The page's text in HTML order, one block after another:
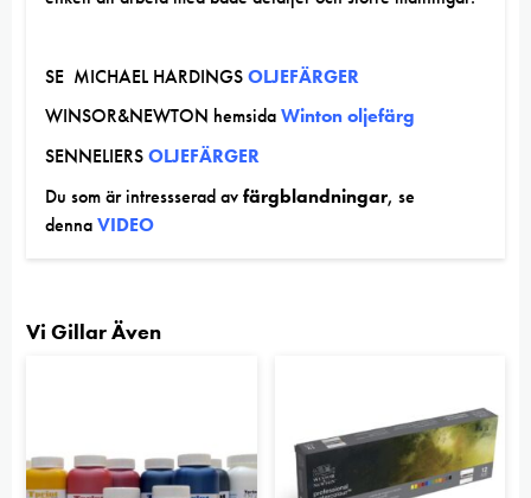
SE MICHAEL HARDINGSOLJEFÄRGER
WINSOR&NEWTON hemsidaWinton oljefärg
SENNELIERSOLJEFÄRGER
Du som är intressserad avfärgblandningar, se
dennaVIDEO
Vi Gillar Även